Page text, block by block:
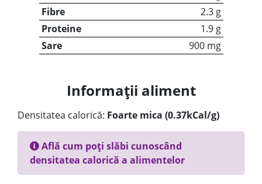
Fibre
2.3 g
Proteine
1.9 g
Sare
900 mg
Informații aliment
Densitatea calorică: Foarte mica (0.37kCal/g)
Află cum poți slăbi cunoscând
densitatea calorică a alimentelor